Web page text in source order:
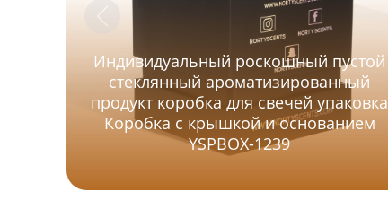
Индивидуальный роскошный пустой
стеклянный ароматизированный
продукт коробка для свечей упаковка
Коробка с крышкой и основанием
YSPBOX-1239